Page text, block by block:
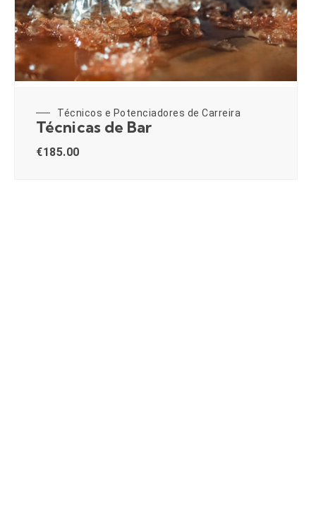
Técnicos e Potenciadores de Carreira
Técnicas de Bar
€185.00